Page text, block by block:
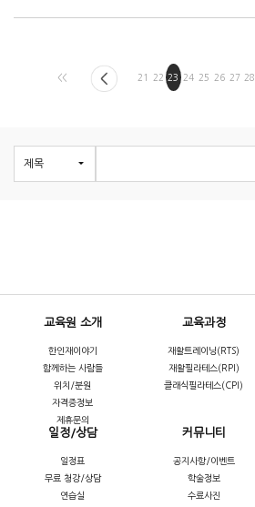
<< 21 22 23 24 25 26 27 28
교육원 소개
한인재이야기
함께하는 사람들
위치/분원
자격증정보
제휴문의
교육과정
재활트레이닝(RTS)
재활필라테스(RPI)
클래식필라테스(CPI)
일정/상담
일정표
무료 청강/상담
연습실
커뮤니티
공지사항/이벤트
학술정보
수료사진